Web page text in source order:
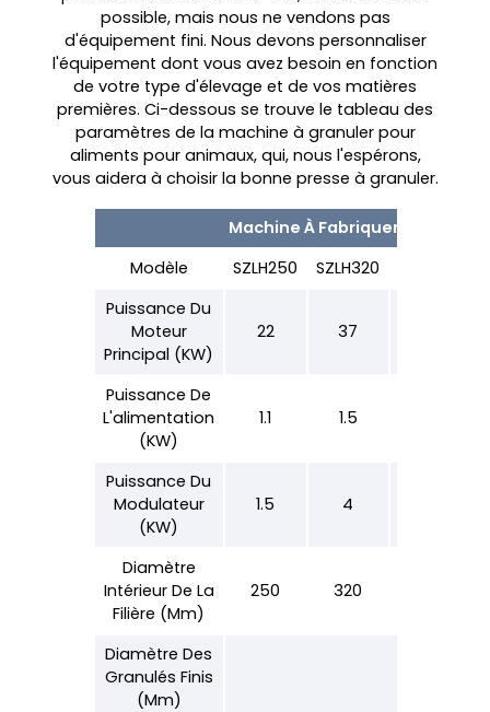
possible, mais nous ne vendons pas
d'équipement fini. Nous devons personnaliser
l'équipement dont vous avez besoin en fonction
de votre type d'élevage et de vos matières
premières. Ci-dessous se trouve le tableau des
paramètres de la machine à granuler pour
aliments pour animaux, qui, nous l'espérons,
vous aidera à choisir la bonne presse à granuler.
Machine À Fabriquer Des
Modèle
SZLH250 SZLH320
Puissance Du
Moteur
Principal (kW)
22 37
Puissance De
L'alimentation
(kW)
1.1 1.5
Puissance Du
Modulateur
(kW)
1.5 4
Diamètre
Intérieur De La
Filière (mm)
250 320
Diamètre Des
Granulés Finis
(mm)